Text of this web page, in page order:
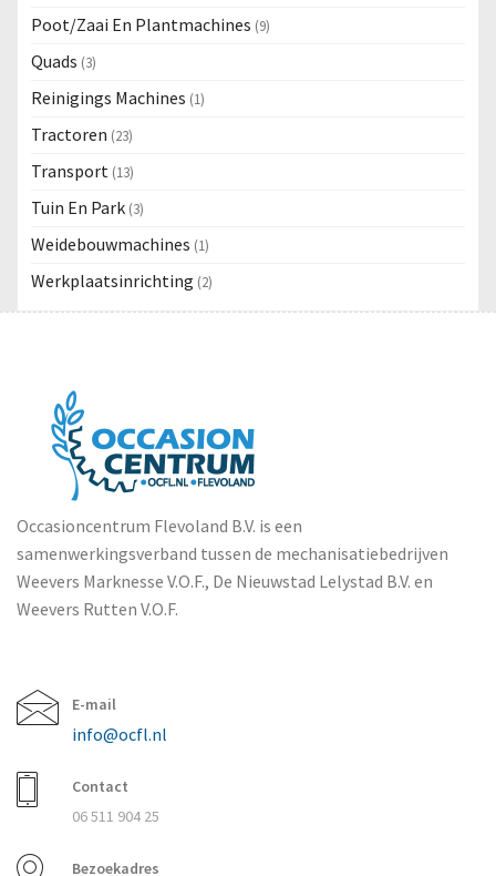
Poot/Zaai En Plantmachines (9)
Quads (3)
Reinigings Machines (1)
Tractoren (23)
Transport (13)
Tuin En Park (3)
Weidebouwmachines (1)
Werkplaatsinrichting (2)
Occasioncentrum Flevoland B.V. is een
samenwerkingsverband tussen de mechanisatiebedrijven
Weevers Marknesse V.O.F., De Nieuwstad Lelystad B.V. en
Weevers Rutten V.O.F.
E-mail
info@ocfl.nl
Contact
06 511 904 25
Bezoekadres